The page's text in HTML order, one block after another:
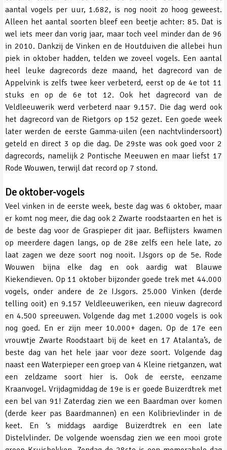
aantal vogels per uur, 1.682, is nog nooit zo hoog geweest.
Alleen het aantal soorten bleef een beetje achter: 85. Dat is
wel iets meer dan vorig jaar, maar toch veel minder dan de 96
in 2010. Dankzij de Vinken en de Houtduiven die allebei hun
piek in oktober hadden, telden we zoveel vogels. Een aantal
heel leuke dagrecords deze maand, het dagrecord van de
Appelvink is zelfs twee keer verbeterd, eerst op de 4e tot 11
stuks en op de 6e tot 12. Ook het dagrecord van de
Veldleeuwerik werd verbeterd naar 9.157. Die dag werd ook
het dagrecord van de Rietgors op 152 gezet. Een goede week
later werden de eerste Gamma-uilen (een nachtvlindersoort)
geteld en direct 3 op die dag. De 29ste was ook goed voor 2
dagrecords, namelijk 2 Pontische Meeuwen en maar liefst 17
Rode Wouwen, terwijl dat record op 7 stond.
De oktober-vogels
Veel vinken in de eerste week, beste dag was 6 oktober, maar
er komt nog meer, die dag ook 2 Zwarte roodstaarten en het is
de beste dag voor de Graspieper dit jaar. Beflijsters kwamen
op meerdere dagen langs, op de 28e zelfs een hele late, zo
laat zagen we deze soort nog nooit. IJsgors op de 5e. Rode
Wouwen bijna elke dag en ook aardig wat Blauwe
Kiekendieven. Op 11 oktober bijzonder goede trek met 44.000
vogels, onder andere de 2e IJsgors. 25.000 Vinken (derde
telling ooit) en 9.157 Veldleeuweriken, een nieuw dagrecord
en 4.500 spreeuwen. Volgende dag met 1.2000 vogels is ook
nog goed. En er zijn meer 10.000+ dagen. Op de 17e een
vrouwtje Zwarte Roodstaart bij de keet en 17 Atalanta’s, de
beste dag van het hele jaar voor deze soort. Volgende dag
naast een Waterpieper een groep van 4 Kleine rietganzen, wat
een zeldzame soort hier is. Ook de eerste, eenzame
Kraanvogel. Vrijdagmiddag de 19e is er goede Buizerdtrek met
een bel van 91! Zaterdag zien we een Baardman over komen
(derde keer pas Baardmannen) en een Kolibrievlinder in de
keet. En ‘s middags aardige Buizerdtrek en een late
Distelvlinder. De volgende woensdag zien we een mooi grote